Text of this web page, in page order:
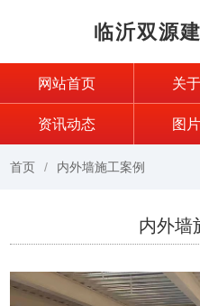
临沂双源
网站首页 关
资讯动态 图
首页 内外墙施工案例
内外墙